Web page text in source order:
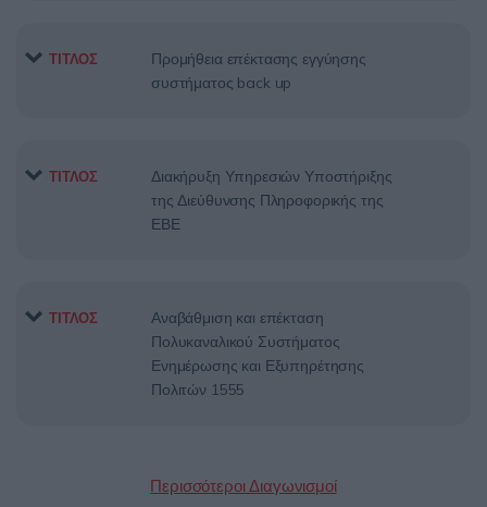
ΤΙΤΛΟΣ
Προμήθεια επέκτασης εγγύησης
συστήματος back up
ΤΙΤΛΟΣ
Διακήρυξη Υπηρεσιών Υποστήριξης
της Διεύθυνσης Πληροφορικής της
ΕΒΕ
ΤΙΤΛΟΣ
Αναβάθμιση και επέκταση
Πολυκαναλικού Συστήματος
Ενημέρωσης και Εξυπηρέτησης
Πολιτών 1555
Περισσότεροι Διαγωνισμοί